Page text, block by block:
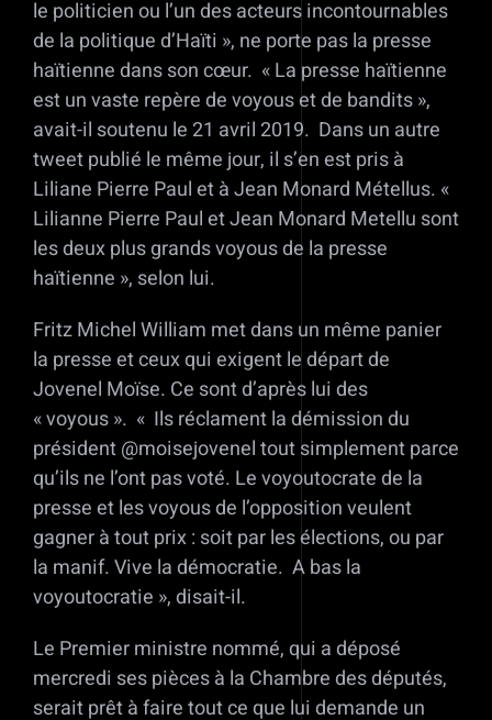
le politicien ou l’un des acteurs incontournables
de la politique d’Haïti », ne porte pas la presse
haïtienne dans son cœur. « La presse haïtienne
est un vaste repère de voyous et de bandits »,
avait-il soutenu le 21 avril 2019. Dans un autre
tweet publié le même jour, il s’en est pris à
Liliane Pierre Paul et à Jean Monard Métellus. «
Lilianne Pierre Paul et Jean Monard Metellu sont
les deux plus grands voyous de la presse
haïtienne », selon lui.
Fritz Michel William met dans un même panier
la presse et ceux qui exigent le départ de
Jovenel Moïse. Ce sont d’après lui des
« voyous ». « Ils réclament la démission du
président @moisejovenel tout simplement parce
qu’ils ne l’ont pas voté. Le voyoutocrate de la
presse et les voyous de l’opposition veulent
gagner à tout prix : soit par les élections, ou par
la manif. Vive la démocratie. A bas la
voyoutocratie », disait-il.
Le Premier ministre nommé, qui a déposé
mercredi ses pièces à la Chambre des députés,
serait prêt à faire tout ce que lui demande un